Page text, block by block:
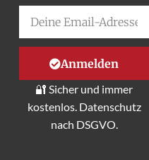
Anmelden
🔐 Sicher und immer
kostenlos. Datenschutz
nach DSGVO.